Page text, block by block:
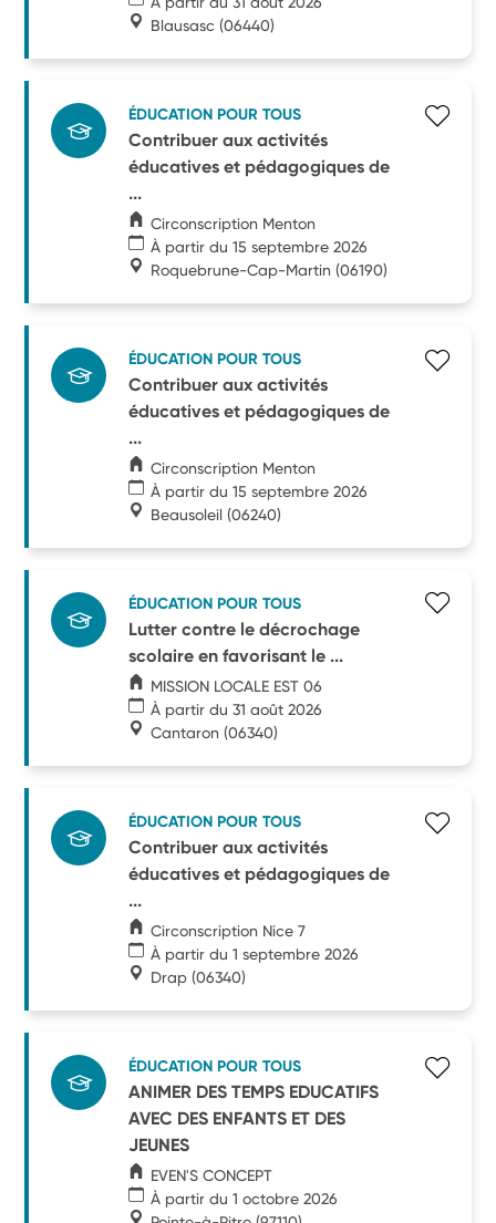
Blausasc (06440)
ÉDUCATION POUR TOUS
Contribuer aux activités
éducatives et pédagogiques de
...
Circonscription Menton
À partir du 15 septembre 2026
Roquebrune-Cap-Martin (06190)
ÉDUCATION POUR TOUS
Contribuer aux activités
éducatives et pédagogiques de
...
Circonscription Menton
À partir du 15 septembre 2026
Beausoleil (06240)
ÉDUCATION POUR TOUS
Lutter contre le décrochage
scolaire en favorisant le ...
MISSION LOCALE EST 06
À partir du 31 août 2026
Cantaron (06340)
ÉDUCATION POUR TOUS
Contribuer aux activités
éducatives et pédagogiques de
...
Circonscription Nice 7
À partir du 1 septembre 2026
Drap (06340)
ÉDUCATION POUR TOUS
ANIMER DES TEMPS EDUCATIFS
AVEC DES ENFANTS ET DES
JEUNES
EVEN'S CONCEPT
À partir du 1 octobre 2026